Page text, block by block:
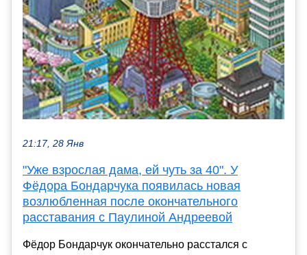
21:17, 28 Янв
"Уже взрослая дама, ей чуть за 40". У
Фёдора Бондарчука появилась новая
возлюбленная после окончательного
расставания с Паулиной Андреевой
Фёдор Бондарчук окончательно расстался с